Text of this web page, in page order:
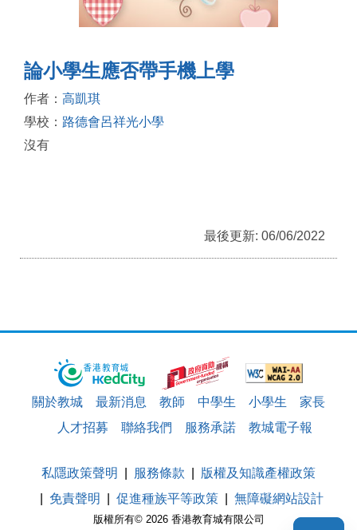
論小學生應否帶手機上學
作者： 高凱琪
學校： 路德會呂祥光小學
沒有
最後更新: 06/06/2022
關於教城 最新消息 教師 中學生 小學生
家長
人才招募
聯絡我們 服務承諾 教城電子報
版權所有© 2026 香港教育城有限公司
私隱政策聲明 服務條款
版權及知識產權政策
免責聲明
促進種族平等政策 無障礙網站設計